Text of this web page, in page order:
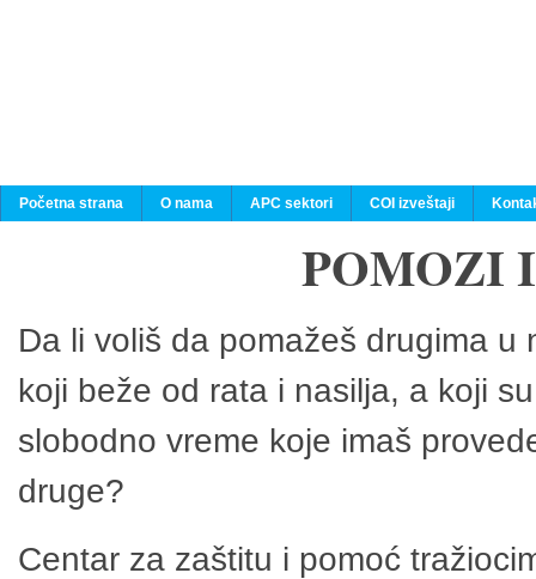
Početna strana O nama APC sektori COI izveštaji
POMOZI
Da li voliš da pomažeš drugima
koji beže od rata i nasilja, a koji
slobodno vreme koje imaš
druge?
Centar za zaštitu i pomoć